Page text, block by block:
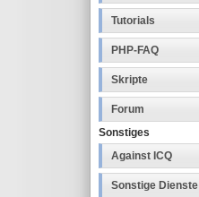
Tutorials
PHP-FAQ
Skripte
Forum
Sonstiges
Against ICQ
Sonstige Dienste